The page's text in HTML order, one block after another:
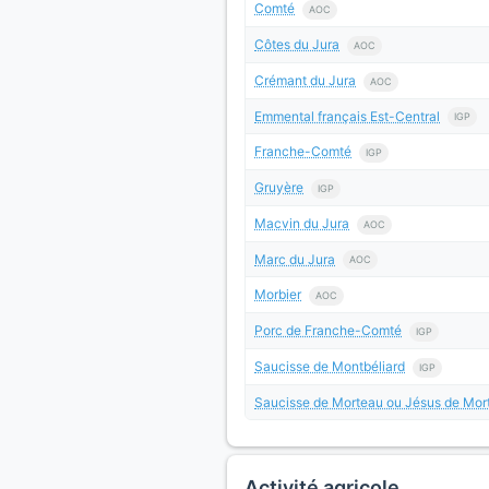
Comté AOC
Côtes du Jura AOC
Crémant du Jura AOC
Emmental français Est-Central IGP
Franche-Comté IGP
Gruyère IGP
Macvin du Jura AOC
Marc du Jura AOC
Morbier AOC
Porc de Franche-Comté IGP
Saucisse de Montbéliard IGP
Saucisse de Morteau ou Jésus de